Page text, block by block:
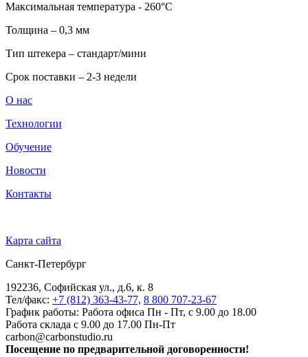
Максимальная температура - 260°С
Толщина – 0,3 мм
Тип штекера – стандарт/мини
Срок поставки – 2-3 недели
О нас
Технологии
Обучение
Новости
Контакты
Карта сайта
Санкт-Петербург
192236, Софийская ул., д.6, к. 8
Тел/факс: +7 (812) 363-43-77, 8 800 707-23-67
График работы: Работа офиса Пн - Пт, с 9.00 до 18.00
Работа склада с 9.00 до 17.00 Пн-Пт
carbon@carbonstudio.ru
Посещение по предварительной договоренности!